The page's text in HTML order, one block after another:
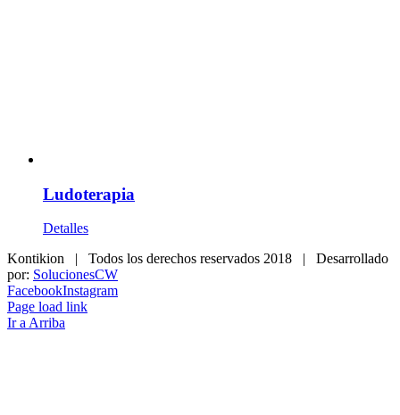
Ludoterapia
Detalles
Kontikion | Todos los derechos reservados 2018 | Desarrollado
por: SolucionesCW
FacebookInstagram
Page load link
Ir a Arriba